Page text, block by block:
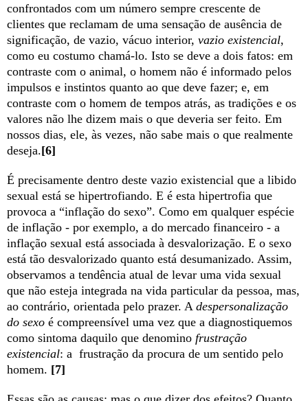
confrontados com um número sempre crescente de
clientes que reclamam de uma sensação de ausência de
significação, de vazio, vácuo interior, vazio existencial,
como eu costumo chamá-lo. Isto se deve a dois fatos: em
contraste com o animal, o homem não é informado pelos
impulsos e instintos quanto ao que deve fazer; e, em
contraste com o homem de tempos atrás, as tradições e os
valores não lhe dizem mais o que deveria ser feito. Em
nossos dias, ele, às vezes, não sabe mais o que realmente
deseja.[6]
É precisamente dentro deste vazio existencial que a libido
sexual está se hipertrofiando. E é esta hipertrofia que
provoca a “inflação do sexo”. Como em qualquer espécie
de inflação - por exemplo, a do mercado financeiro - a
inflação sexual está associada à desvalorização. E o sexo
está tão desvalorizado quanto está desumanizado. Assim,
observamos a tendência atual de levar uma vida sexual
que não esteja integrada na vida particular da pessoa, mas,
ao contrário, orientada pelo prazer. A despersonalização
do sexo é compreensível uma vez que a diagnostiquemos
como sintoma daquilo que denomino frustração
existencial: a frustração da procura de um sentido pelo
homem. [7]